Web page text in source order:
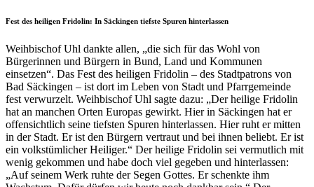
Fest des heiligen Fridolin: In Säckingen tiefste Spuren hinterlassen
Weihbischof Uhl dankte allen, „die sich für das Wohl von
Bürgerinnen und Bürgern in Bund, Land und Kommunen
einsetzen“. Das Fest des heiligen Fridolin – des Stadtpatrons von
Bad Säckingen – ist dort im Leben von Stadt und Pfarrgemeinde
fest verwurzelt. Weihbischof Uhl sagte dazu: „Der heilige Fridolin
hat an manchen Orten Europas gewirkt. Hier in Säckingen hat er
offensichtlich seine tiefsten Spuren hinterlassen. Hier ruht er mitten
in der Stadt. Er ist den Bürgern vertraut und bei ihnen beliebt. Er ist
ein volkstümlicher Heiliger.“ Der heilige Fridolin sei vermutlich mit
wenig gekommen und habe doch viel gegeben und hinterlassen:
„Auf seinem Werk ruhte der Segen Gottes. Er schenkte ihm